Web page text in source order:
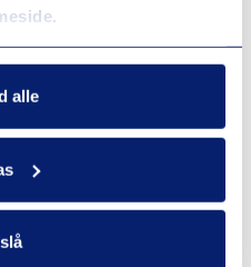
alle
der mere end sikker
Det kræver også
krav til
er mange
rustet.
chefer i den offentlige
deres organisation var